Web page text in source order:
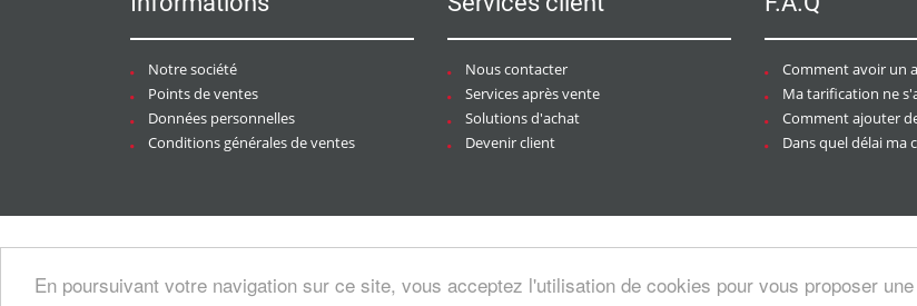
En poursuivant votre navigation sur ce site, vous acceptez l'utilisation de cookies pour vous proposer
Notre société
Points de ventes
Données personnelles
Conditions générales de ventes
Nous contacter
Services après vente
Solutions d'achat
Devenir client
Comment avoir un
Ma tarification ne s'affiche
Comment ajouter des
Dans quel délai ma
artesansdubatiment.com